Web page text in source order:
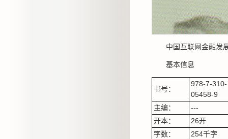
中国互联网金融发
基本信息
书号：
978-7-310-
05458-9
主编：
---
开本：
26开
字数：
254千字